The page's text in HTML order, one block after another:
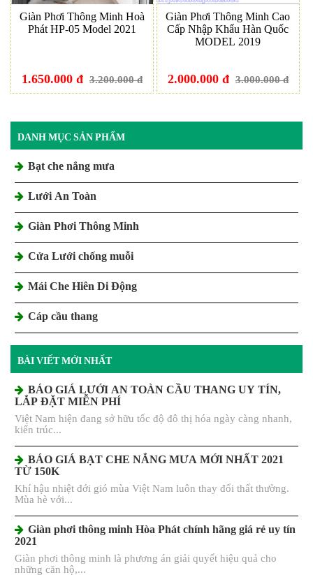
Giàn Phơi Thông Minh Hoà
Phát HP-05 Model 2021
1.650.000 đ 3.200.000 đ
Giàn Phơi Thông Minh Cao
Cấp Nhập Khẩu Hàn Quốc
MODEL 2019
2.000.000 đ 3.000.000 đ
DANH MỤC SẢN PHẨM
Bạt che nắng mưa
Lưới An Toàn
Giàn Phơi Thông Minh
Cửa Lưới chống muỗi
Mái Che Hiên Di Động
Cáp cầu thang
BÀI VIẾT MỚI NHẤT
BÁO GIÁ LƯỚI AN TOÀN CẦU THANG UY TÍN,
LẮP ĐẶT MIỄN PHÍ
Việt Nam hiện đang sở hữu tốc độ đô thị hóa ngày càng nhanh,
kiến trúc...
BÁO GIÁ BẠT CHE NẮNG MƯA MỚI NHẤT 2021
TỪ 150K
Khí hậu nhiệt đới gió mùa Việt Nam luôn thay đổi thất thường.
Mùa hè với...
Giàn phơi thông minh Hòa Phát chính hãng giá rẻ uy tín
2021
Giàn phơi thông minh là phương án giải quyết hiệu quả cho
những căn hộ,...